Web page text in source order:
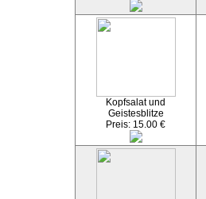
Kopfsalat und
Geistesblitze
Preis: 15.00 €